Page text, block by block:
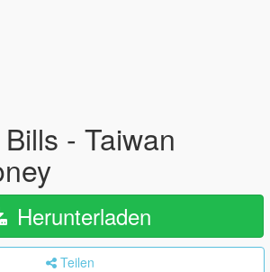
- Taiwan
Herunterladen
Teilen